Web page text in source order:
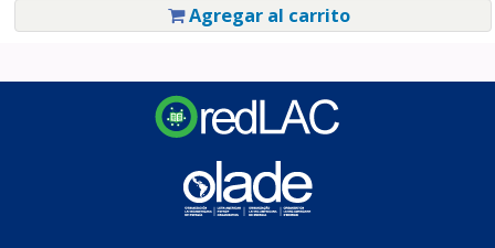
Agregar al carrito